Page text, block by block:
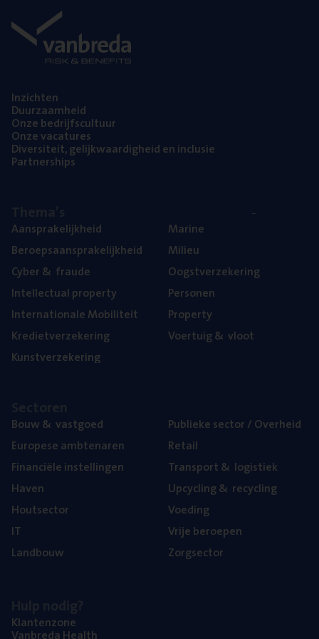
Inzich­ten
Duur­zaam­heid
Onze bedrijfs­cul­tuur
Onze vaca­tu­res
Diver­si­teit, gelijk­waar­dig­heid en inclusie
Part­ner­ships
Aan­spra­ke­lijk­heid
Beroeps­aan­spra­ke­lijk­heid
Cyber& fraude
Intel­lec­tu­al property
Inter­na­ti­o­na­le Mobiliteit
Kre­diet­ver­ze­ke­ring
Kunst­ver­ze­ke­ring
Mari­ne
Mili­eu
Oogst­ver­ze­ke­ring
Per­so­nen
Pro­per­ty
Voer­tuig& vloot
Bouw& vastgoed
Euro­pe­se ambtenaren
Finan­ci­ë­le instellingen
Haven
Hout­sec­tor
IT
Land­bouw
Publie­ke sec­tor / Overheid
Retail
Trans­port& logistiek
Upcy­cling& recycling
Voe­ding
Vrije beroe­pen
Zorg­sec­tor
Klan­ten­zo­ne
Van­b­re­da Health